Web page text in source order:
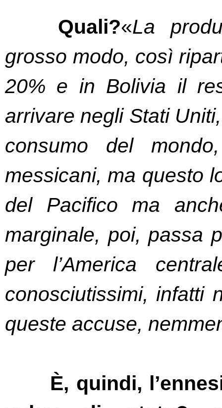
Quali?«La
grosso modo, così
20% e in Bolivia il
arrivare negli Stati
consumo del
messicani, ma questo
del Pacifico ma
marginale, poi, passa
per l’America
conosciutissimi, infatti
queste accuse,
È, quindi,